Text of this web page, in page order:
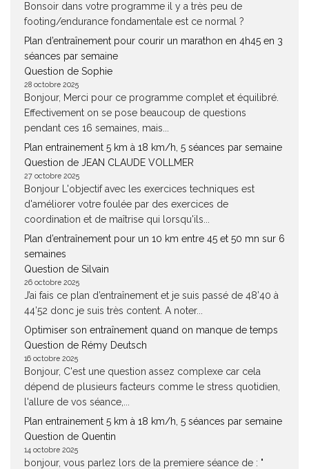
Bonsoir dans votre programme il y a très peu de
footing/endurance fondamentale est ce normal ?
Plan d’entraînement pour courir un marathon en 4h45 en 3
séances par semaine
Question de Sophie
28 octobre 2025
Bonjour, Merci pour ce programme complet et équilibré.
Effectivement on se pose beaucoup de questions
pendant ces 16 semaines, mais...
Plan entrainement 5 km à 18 km/h, 5 séances par semaine
Question de JEAN CLAUDE VOLLMER
27 octobre 2025
Bonjour L'objectif avec les exercices techniques est
d'améliorer votre foulée par des exercices de
coordination et de maîtrise qui lorsqu'ils...
Plan d’entraînement pour un 10 km entre 45 et 50 mn sur 6
semaines
Question de Silvain
26 octobre 2025
J’ai fais ce plan d’entraînement et je suis passé de 48’40 à
44’52 donc je suis très content. A noter...
Optimiser son entraînement quand on manque de temps
Question de Rémy Deutsch
16 octobre 2025
Bonjour, C'est une question assez complexe car cela
dépend de plusieurs facteurs comme le stress quotidien,
l'allure de vos séance,...
Plan entrainement 5 km à 18 km/h, 5 séances par semaine
Question de Quentin
14 octobre 2025
bonjour, vous parlez lors de la premiere séance de : "